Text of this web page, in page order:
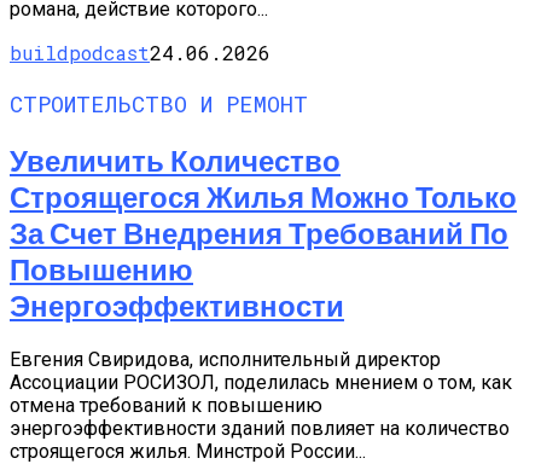
романа, действие которого...
buildpodcast24.06.2026
СТРОИТЕЛЬСТВО И РЕМОНТ
Увеличить Количество
Строящегося Жилья Можно Только
За Счет Внедрения Требований По
Повышению
Энергоэффективности
Евгения Свиридова, исполнительный директор
Ассоциации РОСИЗОЛ, поделилась мнением о том, как
отмена требований к повышению
энергоэффективности зданий повлияет на количество
строящегося жилья. Минстрой России...